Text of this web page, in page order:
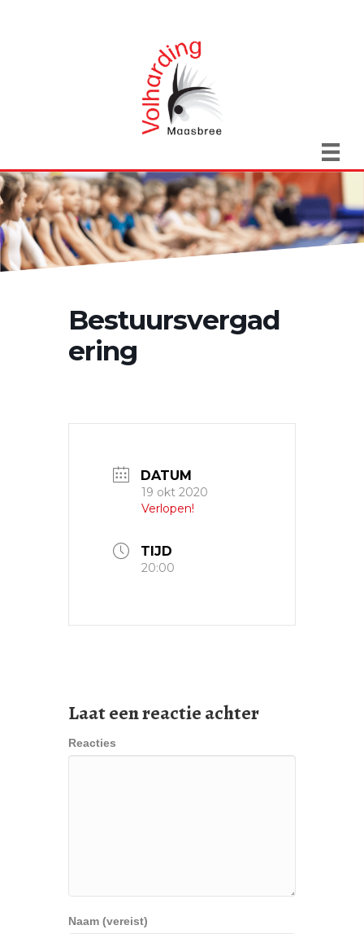
Bestuursvergad
ering
DATUM
19 okt 2020
Verlopen!
TIJD
20:00
Laat een reactie achter
Reacties
Naam (vereist)